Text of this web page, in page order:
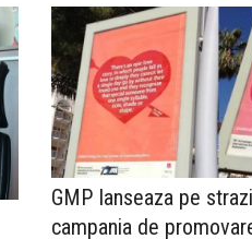
GMP lanseaza pe
campania de